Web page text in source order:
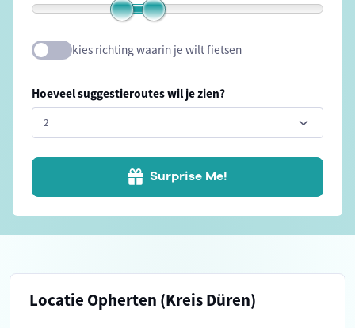
kies richting waarin je wilt fietsen
Hoeveel suggestieroutes wil je zien?
Surprise Me!
Locatie Opherten (Kreis Düren)